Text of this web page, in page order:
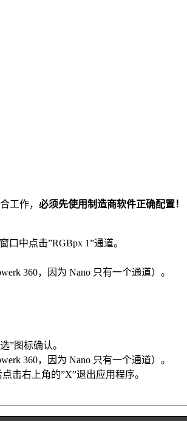
工作， 必须先使用制造商软件正确配置！
口中点击”RGBpx 1”通道。
360，因为 Nano 只有一个通道）。
”图标确认。
360，因为 Nano 只有一个通道）。
点击右上角的”X”退出应用程序。